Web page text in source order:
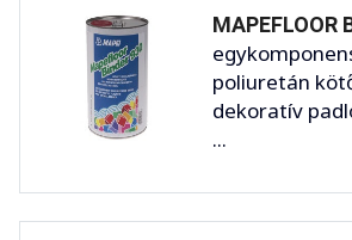
MAPEFLOOR
poliuretán
dekoratív
...